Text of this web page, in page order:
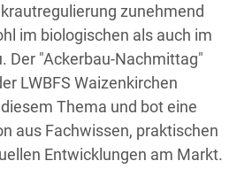
zunehmend
im biologischen als auch im
Der "Ackerbau-Nachmittag"
LWBFS Waizenkirchen
Thema und bot eine
aus Fachwissen, praktischen
Entwicklungen am Markt.